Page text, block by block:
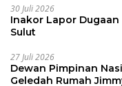
30 Juli 2026
Inakor Lapor Dugaan
Sulut
27 Juli 2026
Dewan Pimpinan
Geledah Rumah